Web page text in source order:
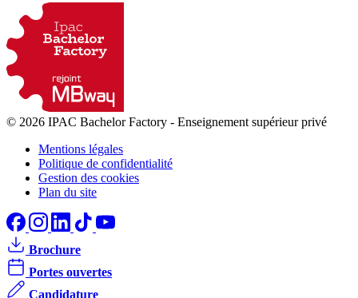
© 2026 IPAC Bachelor Factory - Enseignement supérieur privé
Mentions légales
Politique de confidentialité
Gestion des cookies
Plan du site
Brochure
Portes ouvertes
Candidature